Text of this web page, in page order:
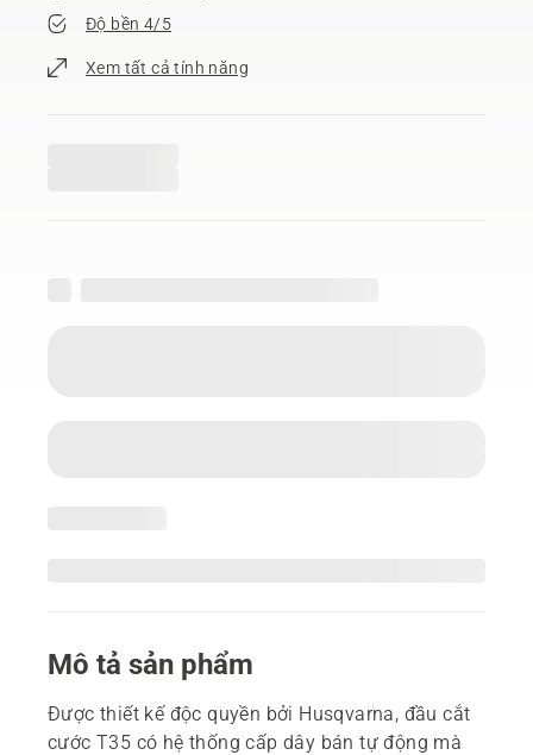
Độ bền 4/5
Xem tất cả tính năng
Mô tả sản phẩm
Được thiết kế độc quyền bởi Husqvarna, đầu cắt
cước T35 có hệ thống cấp dây bán tự động mà